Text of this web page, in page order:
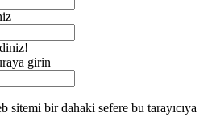
girin
sitemi bir dahaki sefere bu tarayıcıya